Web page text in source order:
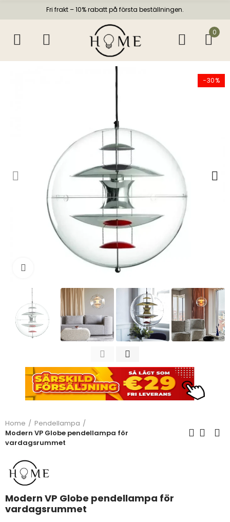
Fri frakt – 10% rabatt på första beställningen.
0
−30%
Home
Pendellampa
Modern VP Globe pendellampa för
vardagsrummet
Modern VP Globe pendellampa för
vardagsrummet